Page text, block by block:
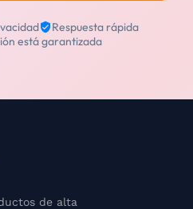
Respuesta rápida
está garantizada
de alta